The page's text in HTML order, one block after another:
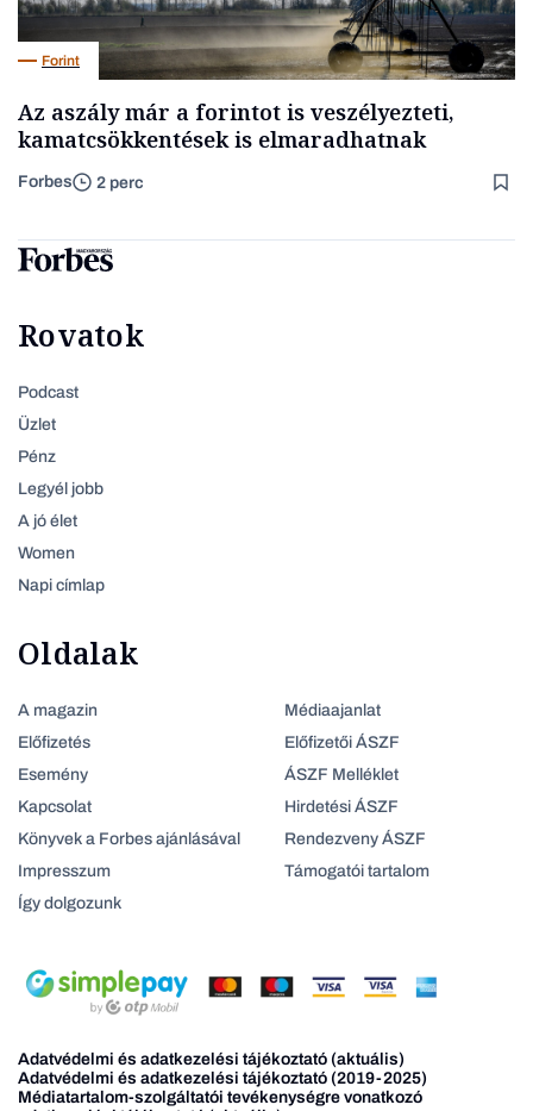
Forint
Az aszály már a forintot is veszélyezteti,
kamatcsökkentések is elmaradhatnak
Forbes 2 perc
Rovatok
Podcast
Üzlet
Pénz
Legyél jobb
A jó élet
Women
Napi címlap
Oldalak
A magazin
Előfizetés
Esemény
Kapcsolat
Könyvek a Forbes ajánlásával
Impresszum
Így dolgozunk
Médiaajanlat
Előfizetői ÁSZF
ÁSZF Melléklet
Hirdetési ÁSZF
Rendezveny ÁSZF
Támogatói tartalom
Adatvédelmi és adatkezelési tájékoztató (aktuális)
Adatvédelmi és adatkezelési tájékoztató (2019-2025)
Médiatartalom-szolgáltatói tevékenységre vonatkozó